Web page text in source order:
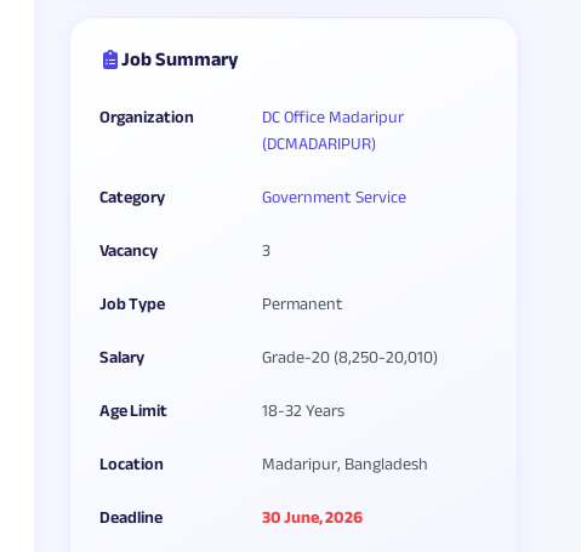
Job Summary
Organization
DC Office Madaripur
(DCMADARIPUR)
Category
Government Service
Vacancy
3
Job Type
Permanent
Salary
Grade-20 (8,250-20,010)
Age Limit
18-32 Years
Location
Madaripur, Bangladesh
Deadline
30 June, 2026